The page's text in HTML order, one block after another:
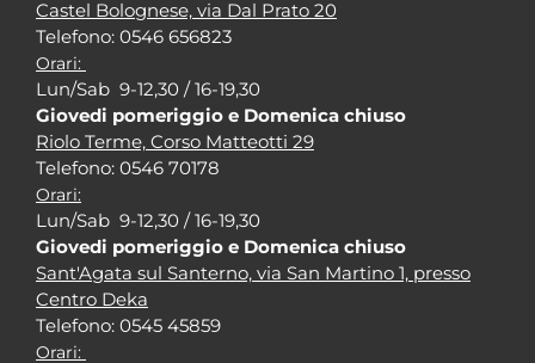
Castel Bolognese, via Dal Prato 20
Telefono: 0546 656823
Orari:
Lun/Sab 9-12,30 / 16-19,30
Giovedi pomeriggio e Domenica chiuso
Riolo Terme, Corso Matteotti 29
Telefono: 0546 70178
Orari:
Lun/Sab 9-12,30 / 16-19,30
Giovedi pomeriggio e Domenica chiuso
Sant'Agata sul Santerno, via San Martino 1, presso
Centro Deka
Telefono: 0545 45859
Orari: